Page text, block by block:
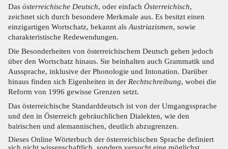
Das österreichische Deutsch, oder einfach Österreichisch,
zeichnet sich durch besondere Merkmale aus. Es besitzt einen
einzigartigen Wortschatz, bekannt als Austriazismen, sowie
charakteristische Redewendungen.
Die Besonderheiten von österreichischem Deutsch gehen jedoch
über den Wortschatz hinaus. Sie beinhalten auch Grammatik und
Aussprache, inklusive der Phonologie und Intonation. Darüber
hinaus finden sich Eigenheiten in der Rechtschreibung, wobei die
Reform von 1996 gewisse Grenzen setzt.
Das österreichische Standarddeutsch ist von der Umgangssprache
und den in Österreich gebräuchlichen Dialekten, wie den
bairischen und alemannischen, deutlich abzugrenzen.
Dieses Online Wörterbuch der österreichischen Sprache definiert